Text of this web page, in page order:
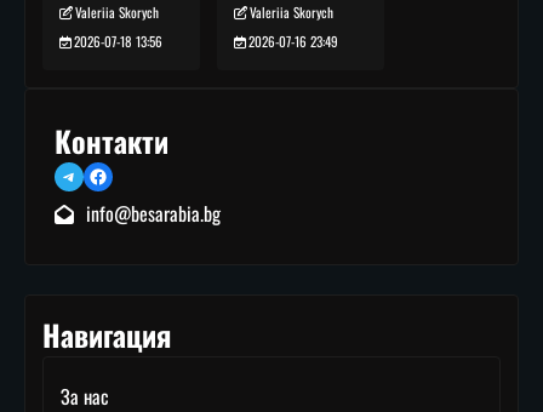
Valeriia Skorych
2026-07-18 13:56
Valeriia Skorych
2026-07-16 23:49
Контакти
TelegramFacebook
info@besarabia.bg
Навигация
За нас